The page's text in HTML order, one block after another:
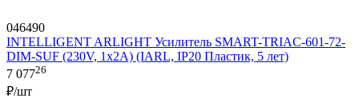
046490
INTELLIGENT ARLIGHT Усилитель SMART-TRIAC-601-72-
DIM-SUF (230V, 1x2A) (IARL, IP20 Пластик, 5 лет)
7 07726
₽/шт